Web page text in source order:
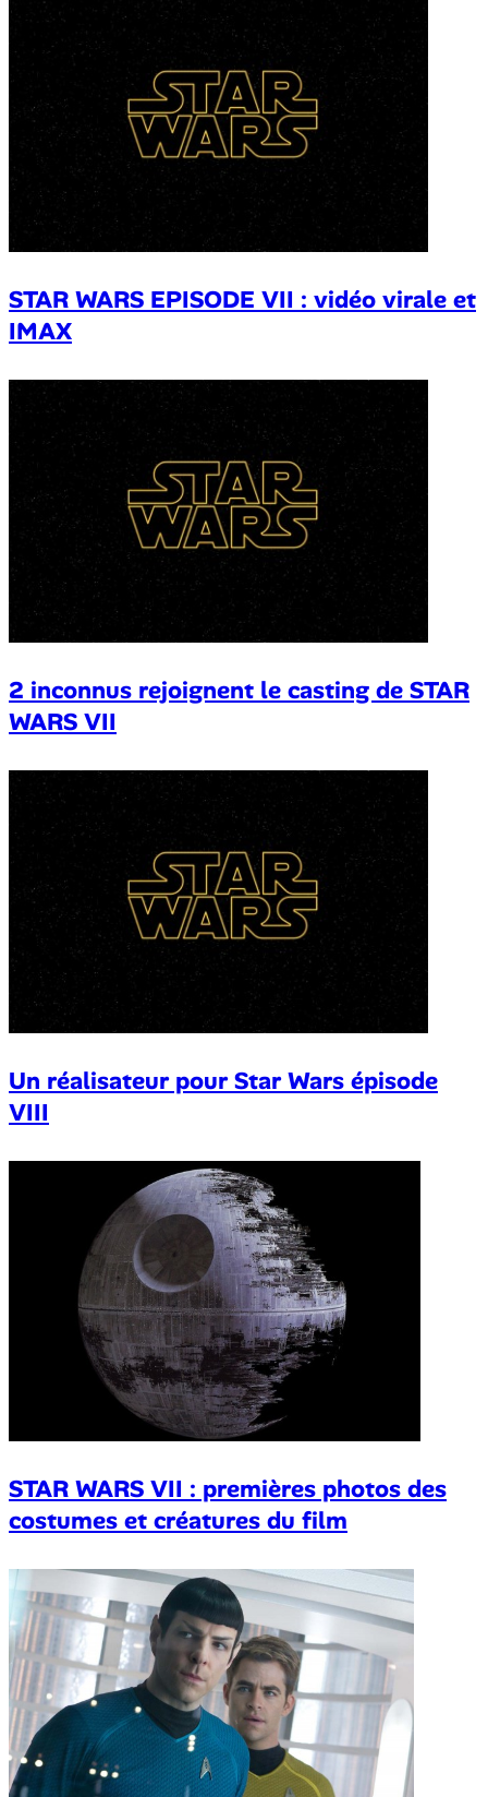
STAR WARS EPISODE VII : vidéo virale et
IMAX
2 inconnus rejoignent le casting de STAR
WARS VII
Un réalisateur pour Star Wars épisode
VIII
STAR WARS VII : premières photos des
costumes et créatures du film